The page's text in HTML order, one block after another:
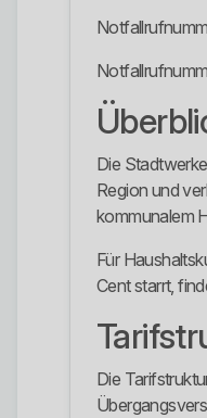
Die
Region und
kommunalem
Für
Cent starrt,
Die